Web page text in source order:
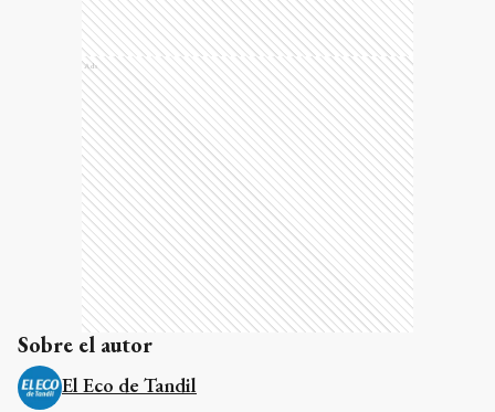
Ads
Sobre el autor
El Eco de Tandil